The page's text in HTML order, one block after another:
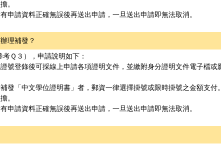
。
請資料正確無誤後再送出申請，一旦送出申請即無法取消。
理補發？
Ｑ３），申請說明如下：
號登錄後可採線上申請各項證明文件，並繳附身分證明文件電子檔或
「中文學位證明書」者，郵資一律選擇掛號或限時掛號之金額支付。
。
請資料正確無誤後再送出申請，一旦送出申請即無法取消。